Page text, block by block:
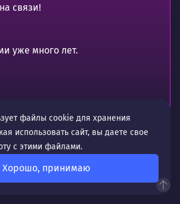
связи!
уже много лет.
файлы cookie для хранения
использовать сайт, вы даете свое
с этими файлами.
Хорошо, принимаю